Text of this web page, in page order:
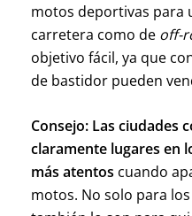
motos deportivas para
carretera como de off-
objetivo fácil, ya que
de bastidor pueden
Consejo: Las ciudades
claramente lugares en
más atentos cuando
motos. No solo para